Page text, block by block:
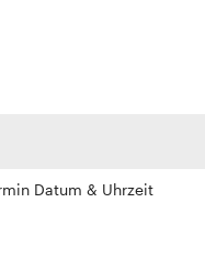
Datum & Uhrzeit